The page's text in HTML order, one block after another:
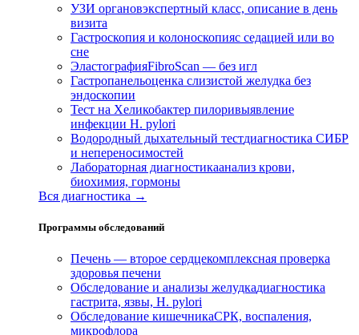
УЗИ органовэкспертный класс, описание в день
визита
Гастроскопия и колоноскопияс седацией или во
сне
ЭластографияFibroScan — без игл
Гастропанельоценка слизистой желудка без
эндоскопии
Тест на Хеликобактер пилоривыявление
инфекции H. pylori
Водородный дыхательный тестдиагностика СИБР
и непереносимостей
Лабораторная диагностикаанализ крови,
биохимия, гормоны
Вся диагностика →
Программы обследований
Печень — второе сердцекомплексная проверка
здоровья печени
Обследование и анализы желудкадиагностика
гастрита, язвы, H. pylori
Обследование кишечникаСРК, воспаления,
микрофлора